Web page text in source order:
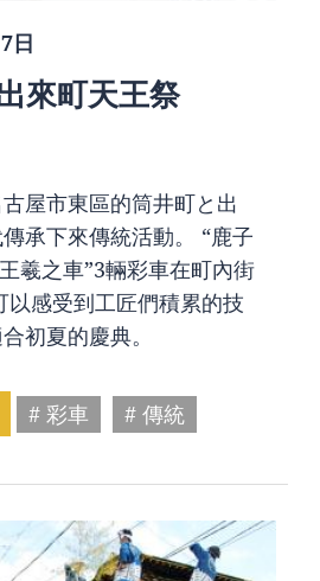
日
來町天王祭
屋市東區的筒井町と出
承下來傳統活動。 “鹿子
羲之車”3輛彩車在町內街
以感受到工匠們積累的技
初夏的慶典。
# 彩車 # 傳統